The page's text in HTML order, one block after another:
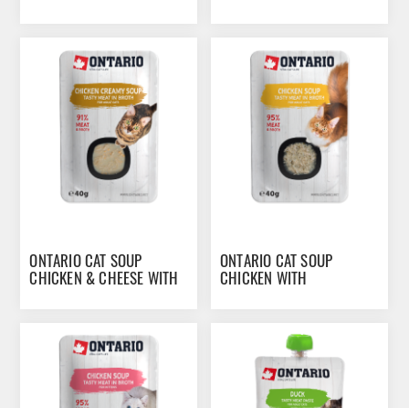
ONTARIO CAT SOUP
CHICKEN & CHEESE WITH
ONTARIO CAT SOUP
CHICKEN WITH